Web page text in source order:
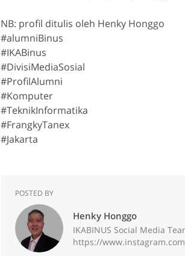
NB: profil ditulis oleh Henky Honggo
#alumniBinus
#IKABinus
#DivisiMediaSosial
#ProfilAlumni
#Komputer
#TeknikInformatika
#FrangkyTanex
#Jakarta
POSTED BY
Henky Honggo
IKABINUS Social Media
https://